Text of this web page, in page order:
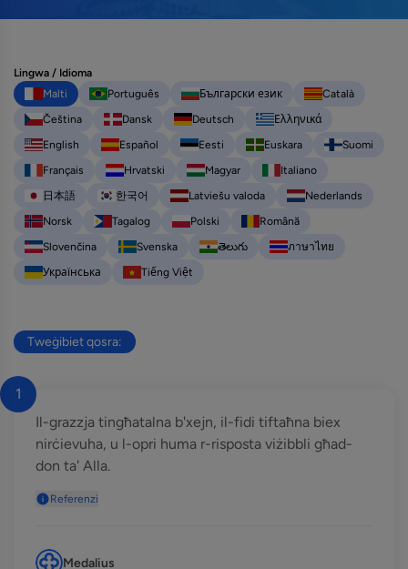
Lingwa / Idioma
Malti
Português Български език
Català
Čeština
Dansk Deutsch
Ελληνικά
English
Español Eesti Euskara
Suomi
Français
Hrvatski Magyar
Italiano
日本語
한국어 Latviešu valoda
Nederlands
Norsk
Tagalog Polski
Română
Slovenčina
Svenska తెలుగు
ภาษาไทย
Українська
Tiếng Việt
Tweġibiet qosra:
1
Il-grazzja tingħatalna b'xejn, il-fidi tiftaħna biex
nirċievuha, u l-opri huma r-risposta viżibbli għad-
don ta' Alla.
Referenzi
Medalius